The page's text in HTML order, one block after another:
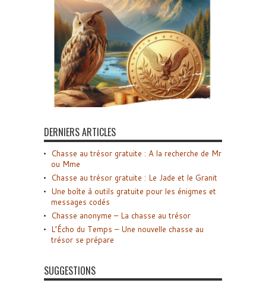
DERNIERS ARTICLES
Chasse au trésor gratuite : A la recherche de Mr
ou Mme
Chasse au trésor gratuite : Le Jade et le Granit
Une boîte à outils gratuite pour les énigmes et
messages codés
Chasse anonyme – La chasse au trésor
L’Écho du Temps – Une nouvelle chasse au
trésor se prépare
SUGGESTIONS